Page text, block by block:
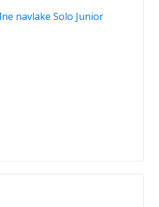
navlake Solo Junior